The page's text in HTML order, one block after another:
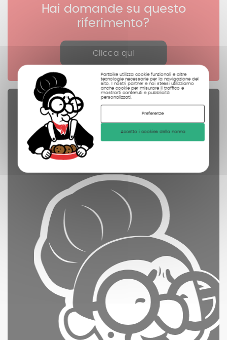
Partbike utilizza cookie funzionali e altre
tecnologie necessarie per la navigazione del
sito. I nostri partner e noi stessi utilizziamo
anche cookie per misurare il traffico e
mostrarti contenuti e pubblicità
personalizzati.
Preferenze
Accetto i cookies della nonna
Hai domande su questo
riferimento?
Clicca qui
Pezzi di ricambio
controllate
pulite
fotografate